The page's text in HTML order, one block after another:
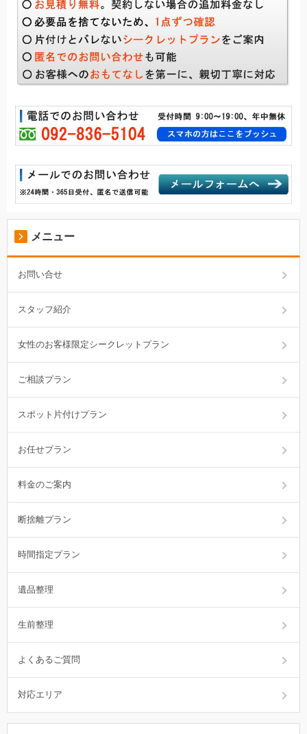
メニュー
お問い合せ
スタッフ紹介
女性のお客様限定シークレットプラン
ご相談プラン
スポット片付けプラン
お任せプラン
料金のご案内
断捨離プラン
時間指定プラン
遺品整理
生前整理
よくあるご質問
対応エリア